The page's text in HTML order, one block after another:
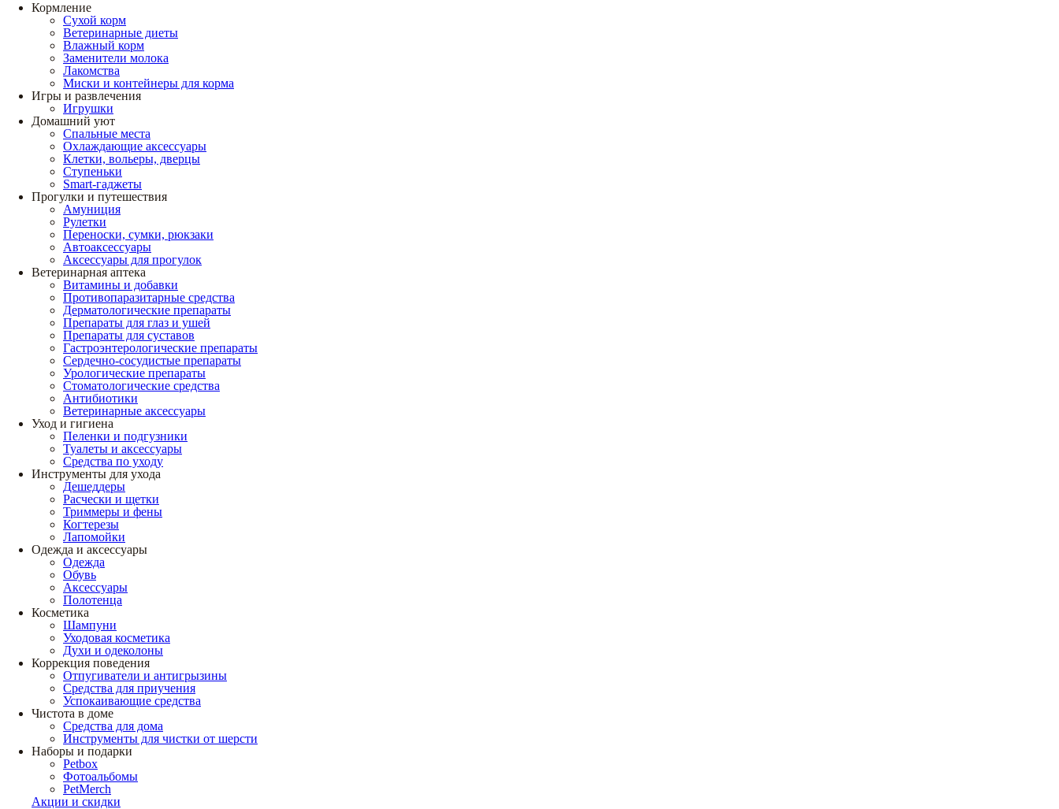
Кормление
Сухой корм
Ветеринарные диеты
Влажный корм
Заменители молока
Лакомства
Миски и контейнеры для корма
Игры и развлечения
Игрушки
Домашний уют
Спальные места
Охлаждающие аксессуары
Клетки, вольеры, дверцы
Ступеньки
Smart-гаджеты
Прогулки и путешествия
Амуниция
Рулетки
Переноски, сумки, рюкзаки
Автоаксессуары
Аксессуары для прогулок
Ветеринарная аптека
Витамины и добавки
Противопаразитарные средства
Дерматологические препараты
Препараты для глаз и ушей
Препараты для суставов
Гастроэнтерологические препараты
Сердечно-сосудистые препараты
Урологические препараты
Стоматологические средства
Антибиотики
Ветеринарные аксессуары
Уход и гигиена
Пеленки и подгузники
Туалеты и аксессуары
Средства по уходу
Инструменты для ухода
Дешеддеры
Расчески и щетки
Триммеры и фены
Когтерезы
Лапомойки
Одежда и аксессуары
Одежда
Обувь
Аксессуары
Полотенца
Косметика
Шампуни
Уходовая косметика
Духи и одеколоны
Коррекция поведения
Отпугиватели и антигрызины
Средства для приучения
Успокаивающие средства
Чистота в доме
Средства для дома
Инструменты для чистки от шерсти
Наборы и подарки
Petbox
Фотоальбомы
PetMerch
Акции и скидки